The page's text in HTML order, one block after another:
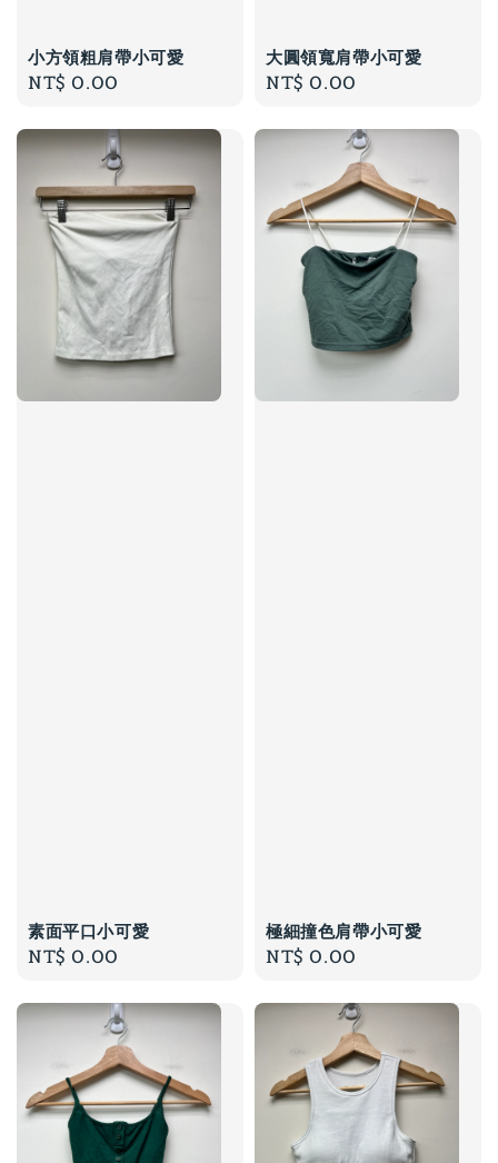
小方領粗肩帶小可愛
Regular
NT$ 0.00
大圓領寬肩帶小可愛
Regular
NT$ 0.00
素面平口小可愛
Regular
NT$ 0.00
極細撞色肩帶小可愛
Regular
NT$ 0.00